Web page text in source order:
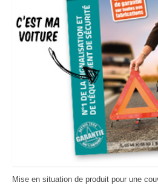
Mise en situation de produit pour une